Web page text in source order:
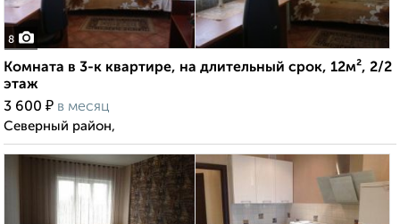
8
Комната в 3-к квартире, на длительный срок, 12м², 2/2
этаж
3 600 ₽ в месяц
Северный район,